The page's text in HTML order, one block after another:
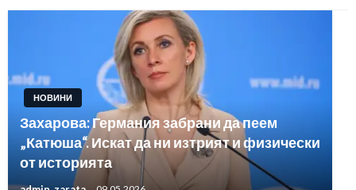
НОВИНИ
Захарова: Германия забрани да пеем
„Катюша“. Искат да ни изтрият и физически
от историята